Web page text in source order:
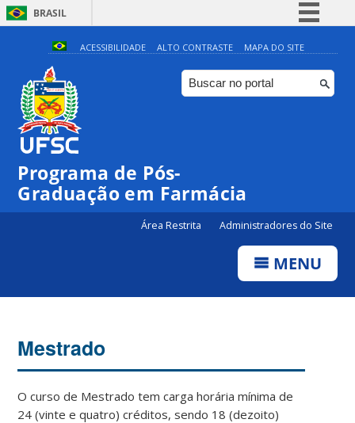
BRASIL
Simplifique!
Comunica BR
Participe
ACESSIBILIDADE ALTO CONTRASTE MAPA DO SITE
Programa de Pós-
Graduação em Farmácia
Área Restrita Administradores do Site
MENU
Mestrado
O curso de Mestrado tem carga horária mínima de
24 (vinte e quatro) créditos, sendo 18 (dezoito)